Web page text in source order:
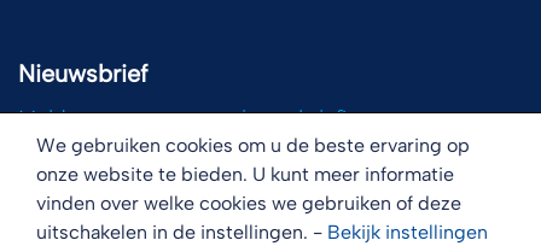
We gebruiken cookies om u de beste ervaring op
onze website te bieden. U kunt meer informatie
vinden over welke cookies we gebruiken of deze
uitschakelen in de instellingen. - Bekijk instellingen
Nieuwsbrief
Meld u aan voor onze nieuwsbrief!